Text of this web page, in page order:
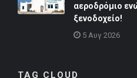
αεροδρόμιο
ξενοδοχείο!
5 Αυγ 2026
TAG CLOUD